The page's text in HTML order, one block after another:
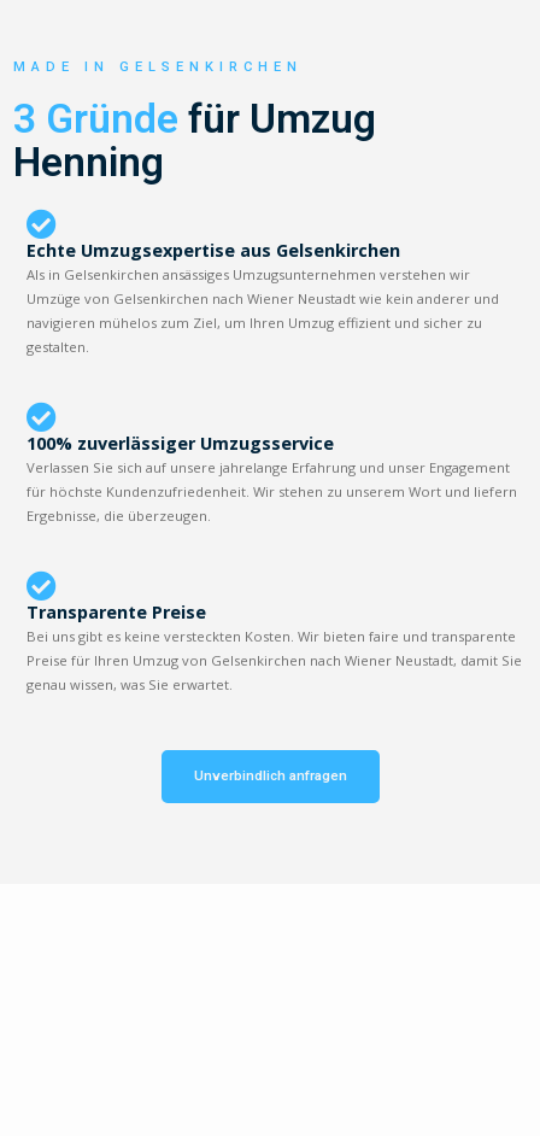
MADE IN GELSENKIRCHEN
3 Gründe für Umzug
Henning
Echte Umzugsexpertise aus Gelsenkirchen
Als in Gelsenkirchen ansässiges Umzugsunternehmen verstehen wir
Umzüge von Gelsenkirchen nach Wiener Neustadt wie kein anderer und
navigieren mühelos zum Ziel, um Ihren Umzug effizient und sicher zu
gestalten.
100% zuverlässiger Umzugsservice
Verlassen Sie sich auf unsere jahrelange Erfahrung und unser Engagement
für höchste Kundenzufriedenheit. Wir stehen zu unserem Wort und liefern
Ergebnisse, die überzeugen.
Transparente Preise
Bei uns gibt es keine versteckten Kosten. Wir bieten faire und transparente
Preise für Ihren Umzug von Gelsenkirchen nach Wiener Neustadt, damit Sie
genau wissen, was Sie erwartet.
Unverbindlich anfragen